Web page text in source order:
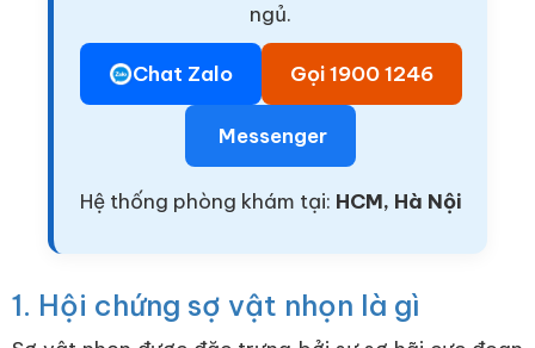
ngủ.
Chat Zalo Gọi 1900 1246
Messenger
Hệ thống phòng khám tại: HCM, Hà Nội
1. Hội chứng sợ vật nhọn là gì